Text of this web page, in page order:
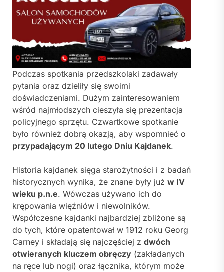
Podczas spotkania przedszkolaki zadawały
pytania oraz dzieliły się swoimi
doświadczeniami. Dużym zainteresowaniem
wśród najmłodszych cieszyła się prezentacja
policyjnego sprzętu. Czwartkowe spotkanie
było również dobrą okazją, aby wspomnieć o
przypadającym 20 lutego Dniu Kajdanek.
Historia kajdanek sięga starożytności i z badań
historycznych wynika, że znane były już w IV
wieku p.n.e. Wówczas używano ich do
krępowania więźniów i niewolników.
Współczesne kajdanki najbardziej zbliżone są
do tych, które opatentował w 1912 roku Georg
Carney i składają się najczęściej z dwóch
otwieranych kluczem obręczy (zakładanych
na ręce lub nogi) oraz łącznika, którym może